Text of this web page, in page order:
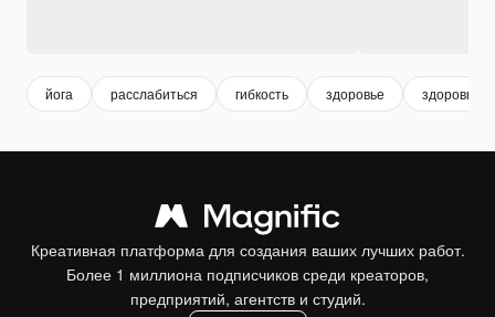
йога расслабиться гибкость здоровье здоровый
Креативная платформа для создания ваших лучших работ.
Более 1 миллиона подписчиков среди креаторов,
предприятий, агентств и студий.